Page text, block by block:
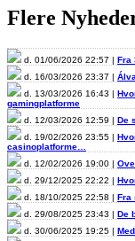
Flere
d. 01/06/2026 22:57 | Fra
d. 16/03/2026 23:37 |
d. 13/03/2026 16:43 |
gamingplatforme
d. 12/03/2026 12:59 | De
d. 19/02/2026 23:55 |
casinoplatforme…
d. 12/02/2026 19:00 |
d. 29/12/2025 22:22 |
d. 18/10/2025 22:58 | Fra
d. 29/08/2025 23:43 | De
d. 30/06/2025 19:25 |